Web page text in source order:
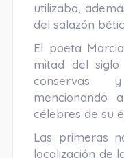
utilizaba,
del salazón
El poeta
mitad del
conservas
mencionando
célebres de su
Las primeras
localización de